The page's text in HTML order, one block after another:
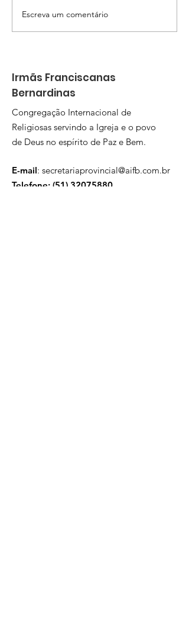
Quando o amor se faz
missão
Escreva um comentário
Irmãs Franciscanas
Bernardinas
Congregação Internacional de
Religiosas servindo a Igreja e o povo
de Deus no espírito de Paz e Bem.
E-mail: secretariaprovincial@aifb.com.br
Telefone: (51) 32075880